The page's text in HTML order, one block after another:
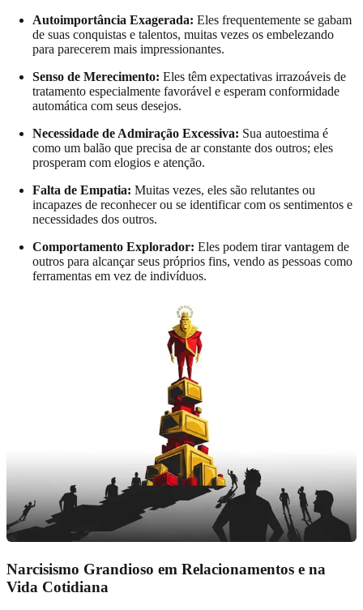
Autoimportância Exagerada: Eles frequentemente se gabam
de suas conquistas e talentos, muitas vezes os embelezando
para parecerem mais impressionantes.
Senso de Merecimento: Eles têm expectativas irrazoáveis de
tratamento especialmente favorável e esperam conformidade
automática com seus desejos.
Necessidade de Admiração Excessiva: Sua autoestima é
como um balão que precisa de ar constante dos outros; eles
prosperam com elogios e atenção.
Falta de Empatia: Muitas vezes, eles são relutantes ou
incapazes de reconhecer ou se identificar com os sentimentos e
necessidades dos outros.
Comportamento Explorador: Eles podem tirar vantagem de
outros para alcançar seus próprios fins, vendo as pessoas como
ferramentas em vez de indivíduos.
Narcisismo Grandioso em Relacionamentos e na
Vida Cotidiana